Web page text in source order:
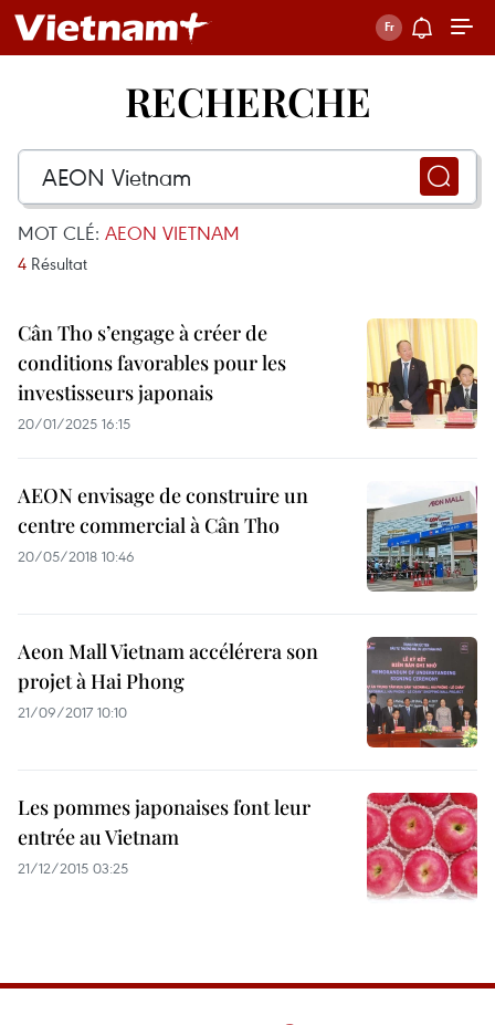
RECHERCHE
MOT CLÉ: AEON VIETNAM
4 Résultat
Cân Tho s’engage à créer de
conditions favorables pour les
investisseurs japonais
20/01/2025 16:15
AEON envisage de construire un
centre commercial à Cân Tho
20/05/2018 10:46
Aeon Mall Vietnam accélérera son
projet à Hai Phong
21/09/2017 10:10
Les pommes japonaises font leur
entrée au Vietnam
21/12/2015 03:25